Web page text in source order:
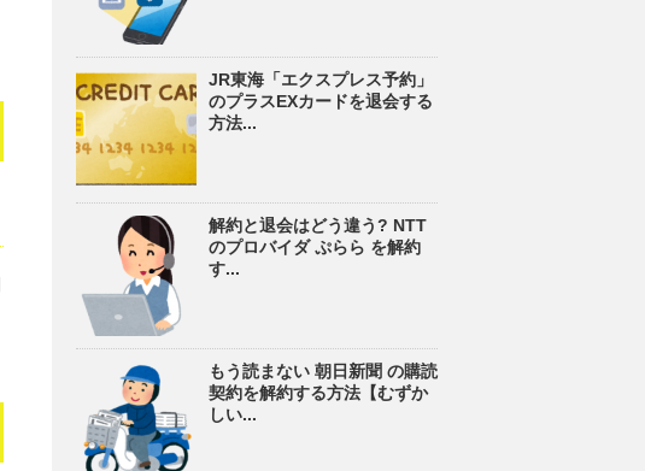
JR東海「エクスプレス予約」
のプラスEXカードを退会する
方法...
解約と退会はどう違う? NTT
のプロバイダ ぷらら を解約
す...
もう読まない 朝日新聞 の購読
契約を解約する方法【むずか
しい...